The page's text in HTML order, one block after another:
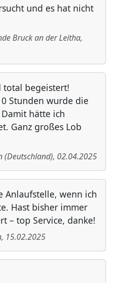
und es hat nicht
Bruck an der Leitha,
total begeistert!
Stunden wurde die
hätte ich
Ganz großes Lob
(Deutschland), 02.04.2025
Anlaufstelle, wenn ich
Hast bisher immer
– top Service, danke!
, 15.02.2025